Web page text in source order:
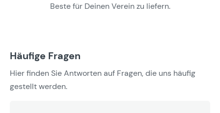
Beste für Deinen Verein zu liefern.
Häufige Fragen
Hier finden Sie Antworten auf Fragen, die uns häufig
gestellt werden.